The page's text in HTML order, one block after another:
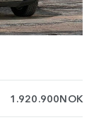
1.920.900NOK